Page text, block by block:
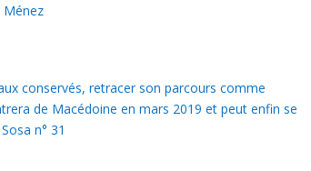
Ménez
conservés, retracer son parcours comme
de Macédoine en mars 2019 et peut enfin se
n° 31